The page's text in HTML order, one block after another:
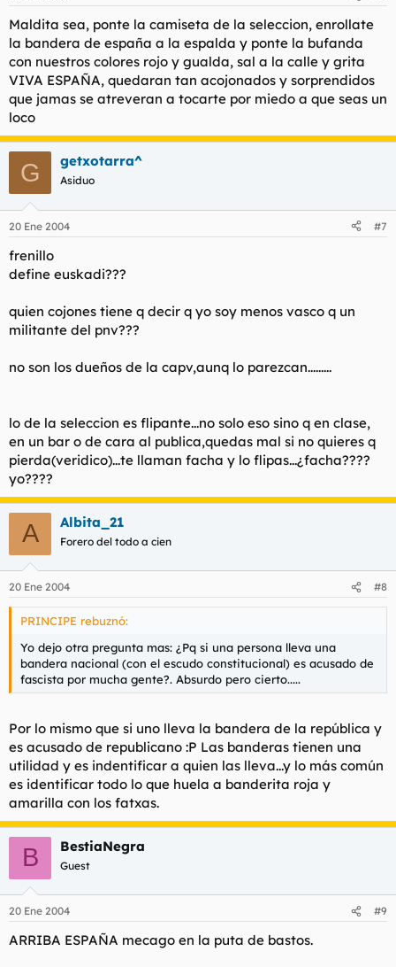
Maldita sea, ponte la camiseta de la seleccion, enrollate
la bandera de españa a la espalda y ponte la bufanda
con nuestros colores rojo y gualda, sal a la calle y grita
VIVA ESPAÑA, quedaran tan acojonados y sorprendidos
que jamas se atreveran a tocarte por miedo a que seas un
loco
G getxotarra^
Asiduo
20 Ene 2004 #7
frenillo
define euskadi???
quien cojones tiene q decir q yo soy menos vasco q un
militante del pnv???
no son los dueños de la capv,aunq lo parezcan.........
lo de la seleccion es flipante...no solo eso sino q en clase,
en un bar o de cara al publica,quedas mal si no quieres q
pierda(veridico)...te llaman facha y lo flipas...¿facha????
yo????
A Albita_21
Forero del todo a cien
20 Ene 2004 #8
PRINCIPE rebuznó:
Yo dejo otra pregunta mas: ¿Pq si una persona lleva una
bandera nacional (con el escudo constitucional) es acusado de
fascista por mucha gente?. Absurdo pero cierto.....
Por lo mismo que si uno lleva la bandera de la república y
es acusado de republicano :P Las banderas tienen una
utilidad y es indentificar a quien las lleva...y lo más común
es identificar todo lo que huela a banderita roja y
amarilla con los fatxas.
B BestiaNegra
Guest
20 Ene 2004 #9
ARRIBA ESPAÑA mecago en la puta de bastos.